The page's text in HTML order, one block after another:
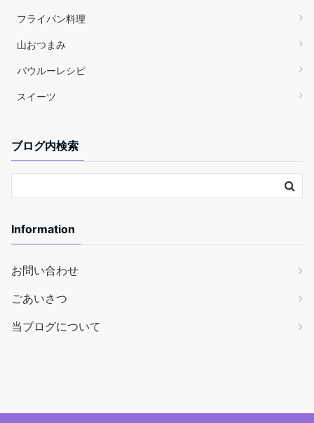
フライパン料理
山おつまみ
バウルーレシピ
スイーツ
ブログ内検索
Information
お問い合わせ
ごあいさつ
当ブログについて